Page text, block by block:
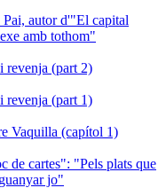
autor d'"El capital
amb tothom"
revenja (part 2)
revenja (part 1)
Vaquilla (capítol 1)
de cartes": "Pels plats que
jo"